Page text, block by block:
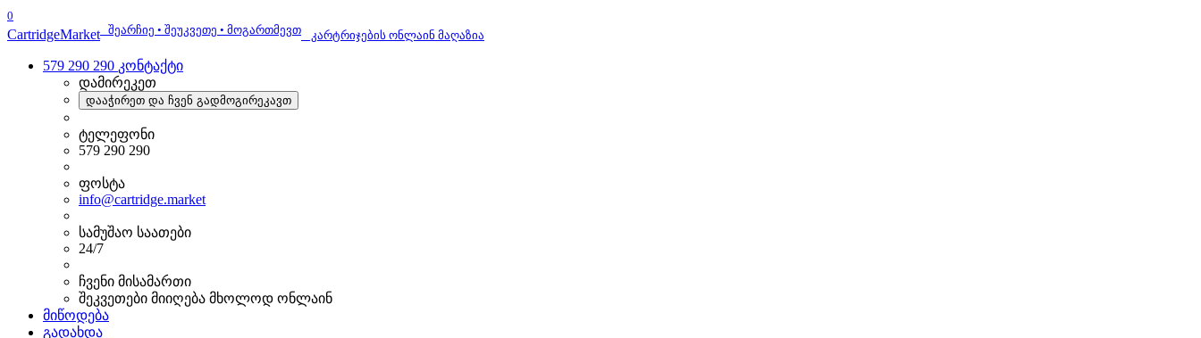
0
CartridgeMarket შეარჩიე • შეუკვეთე • მოგართმევთ კარტრიჯების ონლაინ მაღაზია
579 290 290 კონტაქტი
დამირეკეთ
დააჭირეთ და ჩვენ გადმოგირეკავთ
ტელეფონი
579 290 290
ფოსტა
info@cartridge.market
სამუშაო საათები
24/7
ჩვენი მისამართი
შეკვეთები მიიღება მხოლოდ ონლაინ
მიწოდება
გადახდა